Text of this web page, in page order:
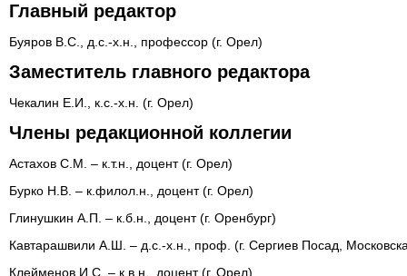
Главный редактор
Буяров В.С., д.с.-х.н., профессор (г. Орел)
Заместитель главного редактора
Чекалин Е.И., к.с.-х.н. (г. Орел)
Члены редакционной коллегии
Астахов С.М. – к.т.н., доцент (г. Орел)
Бурко Н.В. – к.филол.н., доцент (г. Орел)
Глинушкин А.П. – к.б.н., доцент (г. Оренбург)
Кавтарашвили А.Ш. – д.с.-х.н., проф. (г. Сергиев Посад,
Клейменов И.С. – к.в.н., доцент (г. Орел)